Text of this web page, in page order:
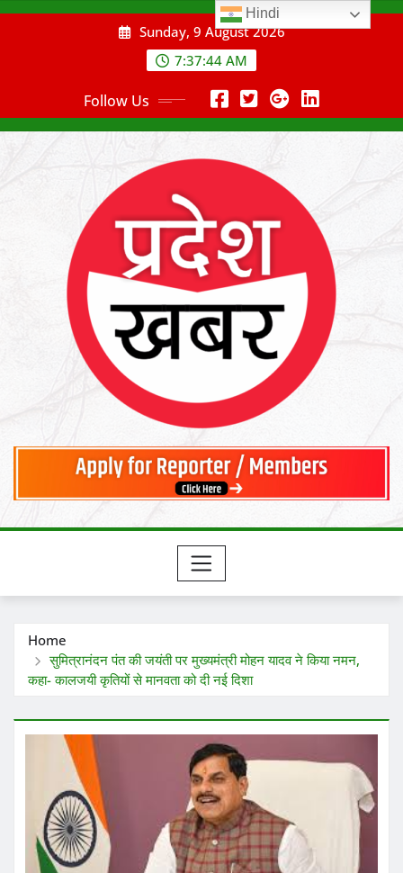
Skip
Sunday, 9 August 2026
7:37:45 AM
Follow Us
Home
सुमित्रानंदन पंत की जयंती पर मुख्यमंत्री मोहन यादव ने किया नमन,
कहा- कालजयी कृतियों से मानवता को दी नई दिशा
Hindi